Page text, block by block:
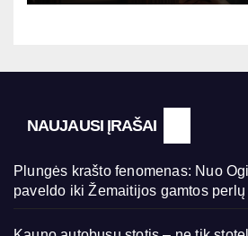
NAUJAUSI ĮRAŠAI
Plungės krašto fenomenas: Nuo
paveldo iki Žemaitijos gamtos perlų